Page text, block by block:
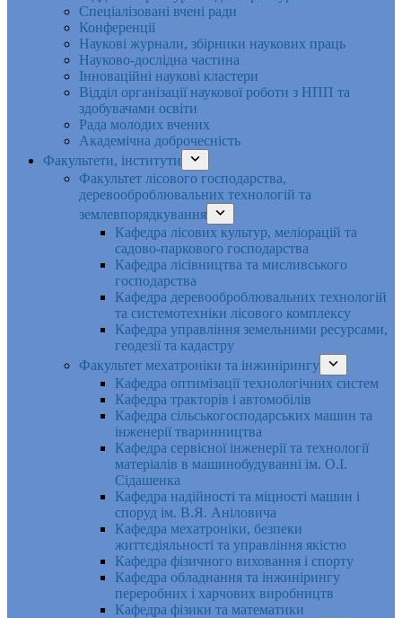
Спеціалізовані вчені ради
Конференції
Наукові журнали, збірники наукових праць
Науково-дослідна частина
Інноваційні наукові кластери
Відділ організації наукової роботи з НПП та
здобувачами освіти
Рада молодих вчених
Академічна доброчесність
Факультети, інститути
Факультет лісового господарства,
деревооброблювальних технологій та
землевпорядкування
Кафедра лісових культур, меліорацій та
садово-паркового господарства
Кафедра лісівництва та мисливського
господарства
Кафедра деревооброблювальних технологій
та системотехніки лісового комплексу
Кафедра управління земельними ресурсами,
геодезії та кадастру
Факультет мехатроніки та інжинірингу
Кафедра оптимізації технологічних систем
Кафедра тракторів і автомобілів
Кафедра сільськогосподарських машин та
інженерії тваринництва
Кафедра cервісної інженерії та технології
матеріалів в машинобудуванні ім. О.І.
Сідашенка
Кафедра надійності та міцності машин і
споруд ім. В.Я. Аніловича
Кафедра мехатроніки, безпеки
життєдіяльності та управління якістю
Кафедра фізичного виховання і спорту
Кафедра обладнання та інжинірингу
переробних і харчових виробництв
Кафедра фізики та математики